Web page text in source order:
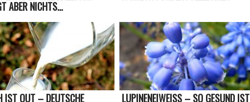
ABER NICHTS…
IST OUT – DEUTSCHE LUPINENEIWEISS – SO GESUND IST E